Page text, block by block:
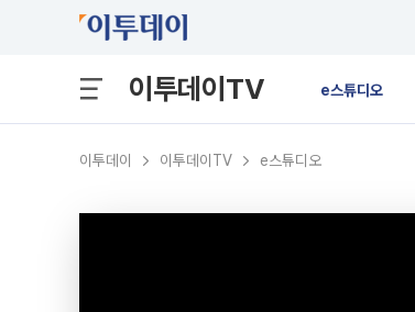
이투데이TV e스튜디오
이투데이 이투데이TV e스튜디오